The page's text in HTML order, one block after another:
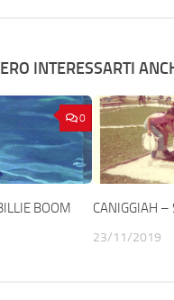
INTERESSARTI
0
BOOM
CANIGGIAH –
23/11/2019